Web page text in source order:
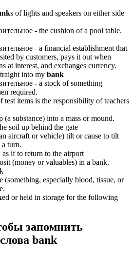
s of lights and speakers on either side
- the cushion of a pool table.
- a financial establishment that
by customers, pays it out when
at interest, and exchanges currency.
into my bank
- a stock of something
required.
test items is the responsibility of teachers
(a substance) into a mass or mound.
soil up behind the gate
aircraft or vehicle) tilt or cause to tilt
turn.
as if to return to the airport
(money or valuables) in a bank.
(something, especially blood, tissue, or
ed or held in storage for the following
запомнить
bank